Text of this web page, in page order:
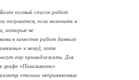
полный список работ
получается, если включить в
которые не
в качестве работ данного
к нему), хотя
ему принадлежать. Для
графе «Показывать»
«только непривязанные